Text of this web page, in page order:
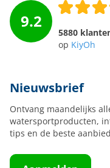
9.2
5880
op KiyOh
Nieuwsbrief
Ontvang maandelijks
watersportproducten,
tips en de beste